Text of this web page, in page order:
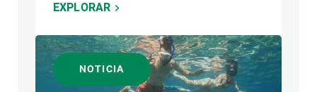
EXPLORAR
NOTICIA